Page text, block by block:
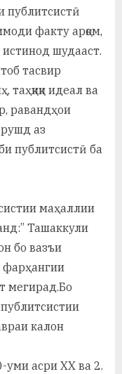
публитсистӣ
факту арқом,
истинод шудааст.
тасвир
идеал ва
равандҳои
аз
публитсистӣ ба
маҳаллии
Ташаккули
бо вазъи
фарҳангии
мегирад.Бо
калон
уми асри ХХ ва 2.